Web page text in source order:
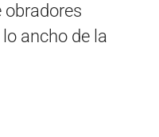
obradores
ancho de la